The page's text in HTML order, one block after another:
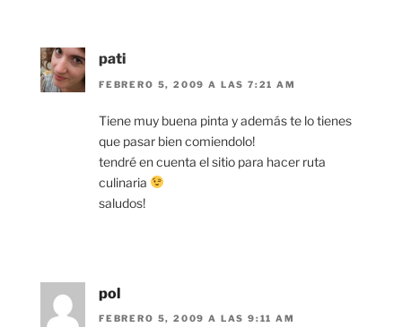
pati
FEBRERO 5, 2009 A LAS 7:21 AM
Tiene muy buena pinta y además te lo tienes
que pasar bien comiendolo!
tendré en cuenta el sitio para hacer ruta
culinaria
saludos!
pol
FEBRERO 5, 2009 A LAS 9:11 AM